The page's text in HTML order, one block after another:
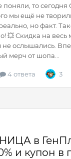
поняли, то
мы ещё не
но факт.
💥 Скидка на
ослышались.
мерч от шопа...
4 ответа 3
в
и купон в